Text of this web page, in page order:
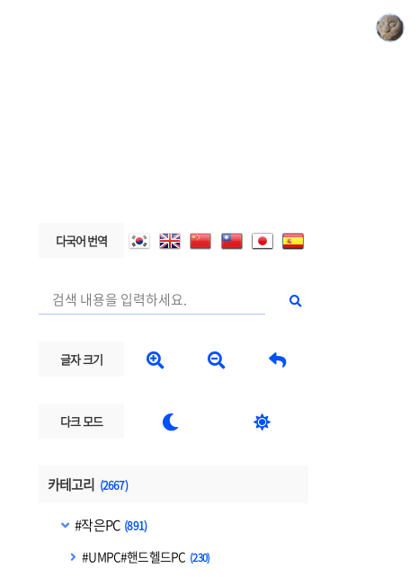
다국어 번역
글자 크기   
다크 모드  
카테고리 (2667)
#작은PC (891)
#UMPC#핸드헬드PC (230)